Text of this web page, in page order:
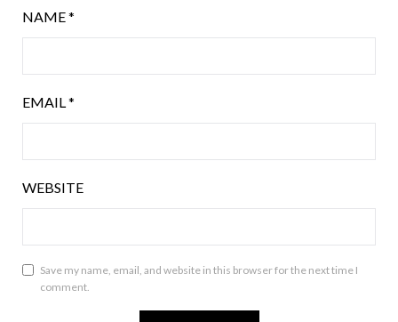
NAME*
EMAIL *
WEBSITE
Save my name, email, and website in this browser for the next time I
comment.